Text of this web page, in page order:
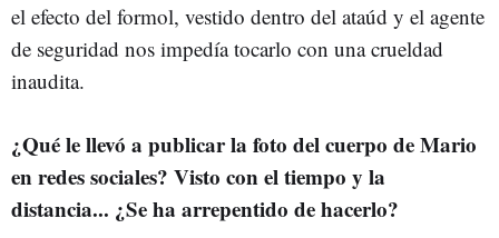
el efecto del formol, vestido dentro del ataúd y el agente
de seguridad nos impedía tocarlo con una crueldad
inaudita.
¿Qué le llevó a publicar la foto del cuerpo de Mario
en redes sociales? Visto con el tiempo y la
distancia... ¿Se ha arrepentido de hacerlo?